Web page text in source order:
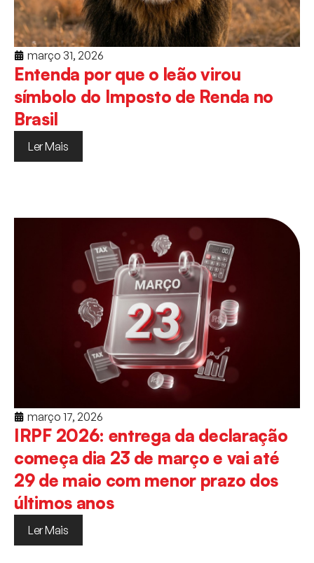
março 31, 2026
Entenda por que o leão virou
símbolo do Imposto de Renda no
Brasil
Ler Mais
março 17, 2026
IRPF 2026: entrega da declaração
começa dia 23 de março e vai até
29 de maio com menor prazo dos
últimos anos
Ler Mais